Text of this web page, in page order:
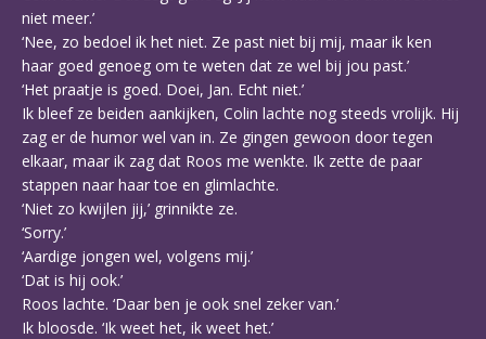
niet meer.’
‘Nee, zo bedoel ik het niet. Ze past niet bij mij, maar ik ken
haar goed genoeg om te weten dat ze wel bij jou past.’
‘Het praatje is goed. Doei, Jan. Echt niet.’
Ik bleef ze beiden aankijken, Colin lachte nog steeds vrolijk. Hij
zag er de humor wel van in. Ze gingen gewoon door tegen
elkaar, maar ik zag dat Roos me wenkte. Ik zette de paar
stappen naar haar toe en glimlachte.
‘Niet zo kwijlen jij,’ grinnikte ze.
‘Sorry.’
‘Aardige jongen wel, volgens mij.’
‘Dat is hij ook.’
Roos lachte. ‘Daar ben je ook snel zeker van.’
Ik bloosde. ‘Ik weet het, ik weet het.’